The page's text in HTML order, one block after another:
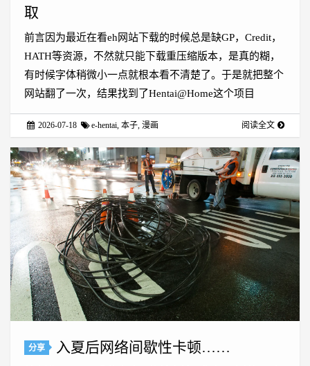
取
前言因为最近在看eh网站下载的时候总是缺GP，Credit，
HATH等资源，不然就只能下载重压缩版本，是真的糊，
有时候字体稍微小一点就根本看不清楚了。于是就把整个
网站翻了一次，结果找到了Hentai@Home这个项目
2026-07-18 e-hentai,本子,漫画 阅读全文
分享 入夏后网络间歇性卡顿……